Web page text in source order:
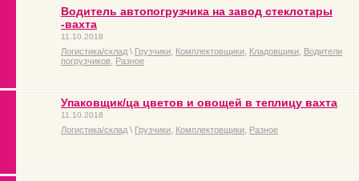
Водитель автопогрузчика на завод стеклотары
-вахта
11.10.2018
Логистика/склад \ Грузчики Комплектовщики Кладовщики Водители
погрузчиков Разное
Упаковщик/ца цветов и овощей в теплицу вахта
11.10.2018
Логистика/склад \ Грузчики Комплектовщики Разное